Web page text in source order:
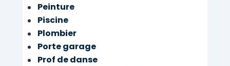
Peinture
Piscine
Plombier
Porte garage
Prof de danse